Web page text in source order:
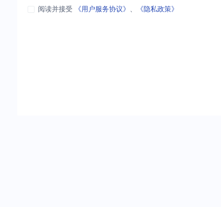
阅读并接受 《用户服务协议》 、 《隐私政策》